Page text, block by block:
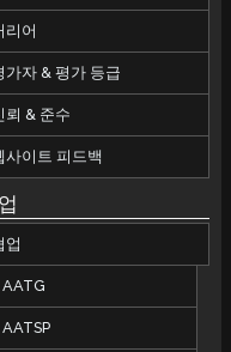
리어
가자 & 평가 등급
뢰 & 준수
사이트 피드백
업
AATG
AATSP